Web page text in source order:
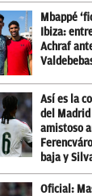
Mbappé
Ibiza:
Achraf
Así es la
del Madrid
amistoso
baja y
Oficial: